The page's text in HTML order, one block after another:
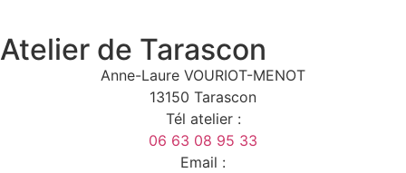
Atelier de Tarascon
Anne-Laure VOURIOT-MENOT
13150 Tarascon
Tél atelier :
06 63 08 95 33
Email :